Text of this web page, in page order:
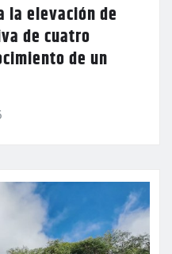
la elevación de
de cuatro
de un